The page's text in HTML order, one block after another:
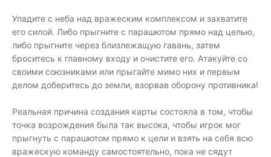
Упадите с неба над вражеским комплексом и захватите
его силой. Либо прыгните с парашютом прямо над целью,
либо прыгните через близлежащую гавань, затем
броситесь к главному входу и очистите его. Атакуйте со
своими союзниками или прыгайте мимо них и первым
делом доберитесь до земли, взорвав оборону противника!
Реальная причина создания карты состояла в том, чтобы
точка возрождения была так высока, чтобы игрок мог
прыгнуть с парашютом прямо к цели и взять на себя всю
вражескую команду самостоятельно, пока не сядут